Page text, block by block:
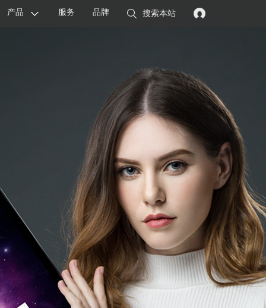
搜索本站
品牌
服务
产品
智能设备 配件